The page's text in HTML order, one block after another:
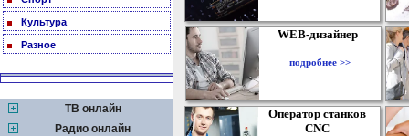
Культура
Разное
ТВ онлайн
Радио онлайн
WEB-дизайнер
подробнее >>
Оператор станков
CNC